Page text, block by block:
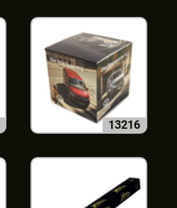
13216